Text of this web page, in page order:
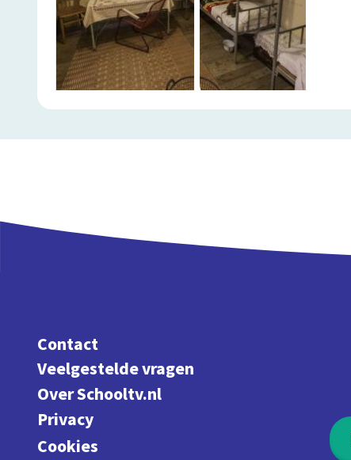
Contact
Veelgestelde vragen
Over Schooltv.nl
Privacy
Cookies